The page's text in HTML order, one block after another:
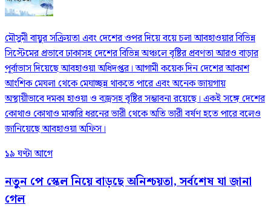
মৌসুমী বায়ুর সক্রিয়তা এবং দেশের ওপর দিয়ে বয়ে চলা আবহাওয়ার বিভিন্ন
সিস্টেমের প্রভাবে ঢাকাসহ দেশের বিভিন্ন অঞ্চলে বৃষ্টির প্রবণতা আরও বাড়ার
পূর্বাভাস দিয়েছে আবহাওয়া অধিদপ্তর। আগামী কয়েক দিন দেশের আকাশ
আংশিক মেঘলা থেকে মেঘাচ্ছন্ন থাকতে পারে এবং অনেক জায়গায়
অস্থায়ীভাবে দমকা হাওয়া ও বজ্রসহ বৃষ্টির সম্ভাবনা রয়েছে। একই সঙ্গে দেশের
কোথাও কোথাও মাঝারি ধরনের ভারী থেকে অতি ভারী বর্ষণ হতে পারে বলেও
জানিয়েছে আবহাওয়া অফিস।
১৯ ঘণ্টা আগে
নতুন পে স্কেল নিয়ে বাড়ছে অনিশ্চয়তা, সর্বশেষ যা জানা
গেল